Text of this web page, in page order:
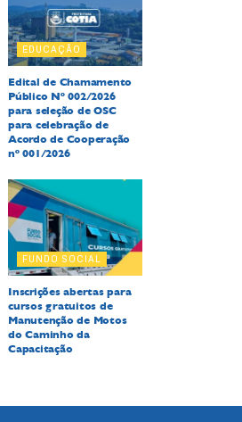
EDUCAÇÃO
Edital de Chamamento
Público Nº 002/2026
para seleção de OSC
para celebração de
Acordo de Cooperação
nº 001/2026
FUNDO SOCIAL
Inscrições abertas para
cursos gratuitos de
Manutenção de Motos
do Caminho da
Capacitação